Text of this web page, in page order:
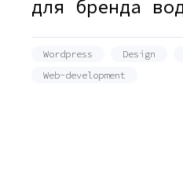
для бренда
Wordpress Design
Web-development